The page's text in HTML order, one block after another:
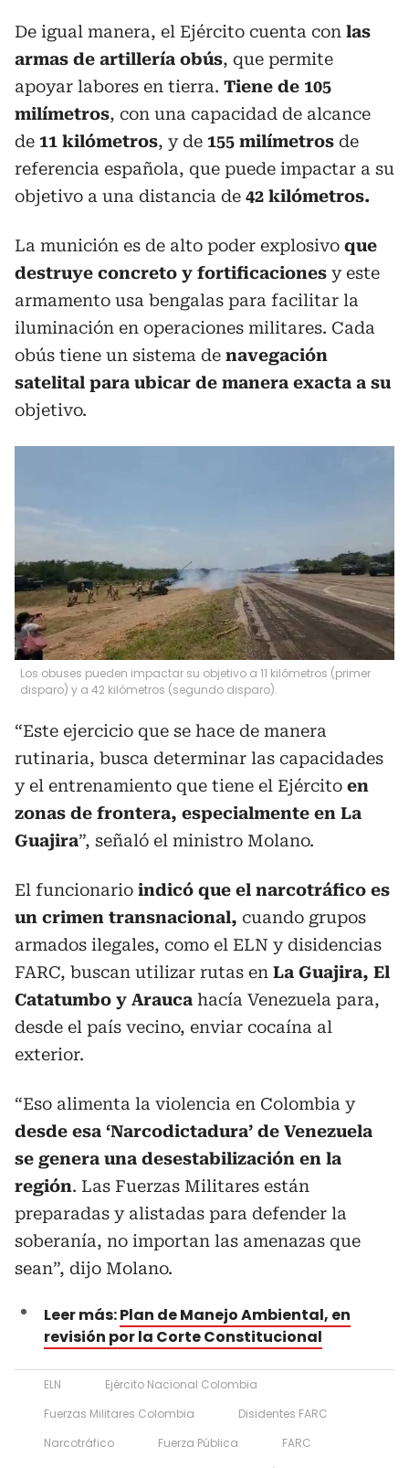
De igual manera, el Ejército cuenta con las
armas de artillería obús, que permite
apoyar labores en tierra. Tiene de 105
milímetros, con una capacidad de alcance
de 11 kilómetros, y de 155 milímetros de
referencia española, que puede impactar a su
objetivo a una distancia de 42 kilómetros.
La munición es de alto poder explosivo que
destruye concreto y fortificaciones y este
armamento usa bengalas para facilitar la
iluminación en operaciones militares. Cada
obús tiene un sistema de navegación
satelital para ubicar de manera exacta a su
objetivo.
Los obuses pueden impactar su objetivo a 11 kilómetros (primer
disparo) y a 42 kilómetros (segundo disparo).
“Este ejercicio que se hace de manera
rutinaria, busca determinar las capacidades
y el entrenamiento que tiene el Ejército en
zonas de frontera, especialmente en La
Guajira”, señaló el ministro Molano.
El funcionario indicó que el narcotráfico es
un crimen transnacional, cuando grupos
armados ilegales, como el ELN y disidencias
FARC, buscan utilizar rutas en La Guajira, El
Catatumbo y Arauca hacía Venezuela para,
desde el país vecino, enviar cocaína al
exterior.
“Eso alimenta la violencia en Colombia y
desde esa ‘Narcodictadura’ de Venezuela
se genera una desestabilización en la
región. Las Fuerzas Militares están
preparadas y alistadas para defender la
soberanía, no importan las amenazas que
sean”, dijo Molano.
Leer más:Plan de Manejo Ambiental, en
revisión por la Corte Constitucional
ELN
Ejército Nacional Colombia
Fuerzas Militares Colombia
Disidentes FARC
Narcotráfico
Fuerza Pública
FARC